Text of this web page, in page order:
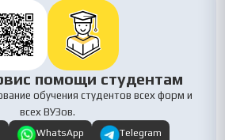
помощи студентам
обучения студентов всех форм и
всех ВУЗов.
WhatsApp Telegram